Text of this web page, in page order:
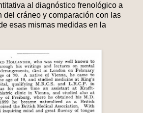
al diagnóstico frenológico a
del cráneo y comparación con las
esas mismas medidas en la